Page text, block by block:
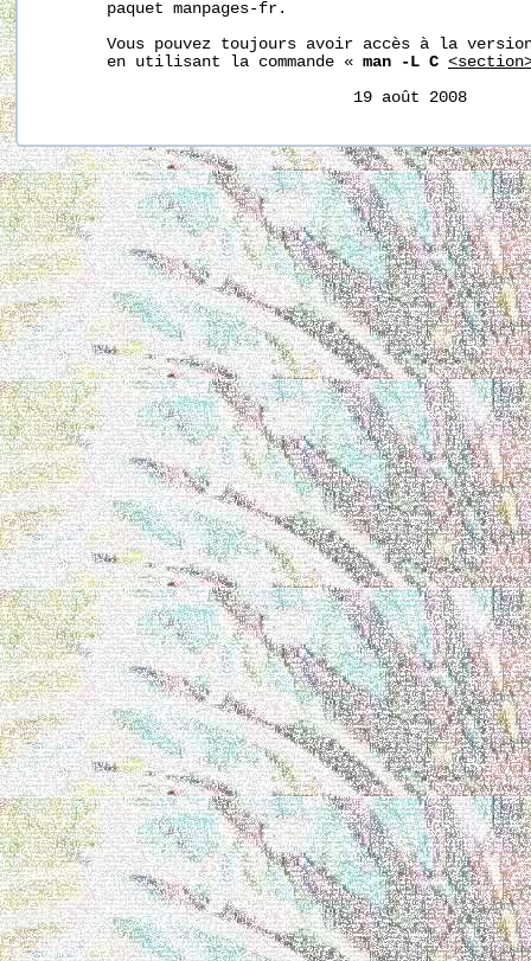
       paquet manpages-fr.
Vous pouvez toujours avoir accès à la
       en utilisant la commande «
man -L C